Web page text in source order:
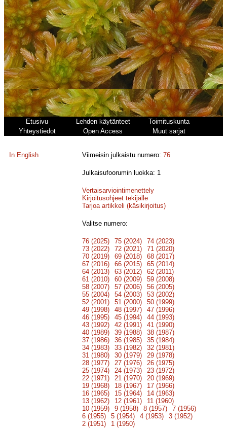
Etusivu Lehden käytänteet
Toimituskunta
Yhteystiedot
Open Access Muut sarjat
In English Viimeisin julkaistu numero:76
Julkaisufoorumin luokka: 1
Vertaisarviointimenettely
Kirjoitusohjeet tekijälle
Tarjoa artikkeli (käsikirjoitus)
Valitse numero:
76 (2025) 75 (2024)
74 (2023)
73 (2022)
72 (2021)
71 (2020)
70 (2019)
69 (2018)
68 (2017)
67 (2016)
66 (2015)
65 (2014)
64 (2013)
63 (2012)
62 (2011)
61 (2010)
60 (2009)
59 (2008)
58 (2007)
57 (2006)
56 (2005)
55 (2004)
54 (2003)
53 (2002)
52 (2001)
51 (2000)
50 (1999)
49 (1998)
48 (1997)
47 (1996)
46 (1995)
45 (1994)
44 (1993)
43 (1992)
42 (1991)
41 (1990)
40 (1989)
39 (1988)
38 (1987)
37 (1986)
36 (1985)
35 (1984)
34 (1983)
33 (1982)
32 (1981)
31 (1980)
30 (1979)
29 (1978)
28 (1977)
27 (1976)
26 (1975)
25 (1974)
24 (1973)
23 (1972)
22 (1971)
21 (1970)
20 (1969)
19 (1968)
18 (1967)
17 (1966)
16 (1965)
15 (1964)
14 (1963)
13 (1962)
12 (1961)
11 (1960)
10 (1959)
9 (1958) 8 (1957)
7 (1956)
6 (1955)
5 (1954) 4 (1953)
3 (1952)
2 (1951)
1 (1950)